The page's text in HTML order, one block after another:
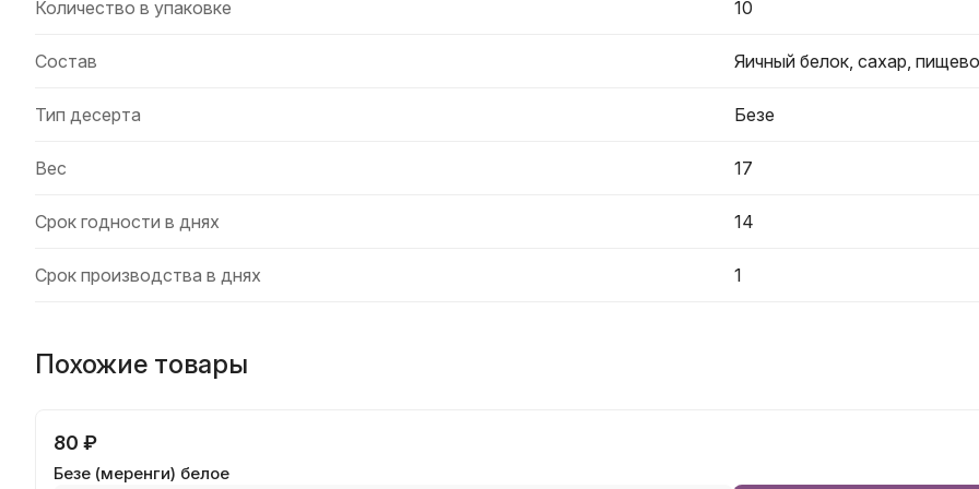
Количество в упаковке 10
Состав Яичный белок, сахар,
Тип десерта Безе
Вес 17
Срок годности в днях 14
Срок производства в днях 1
Похожие товары
80 ₽
Безе (меренги) белое